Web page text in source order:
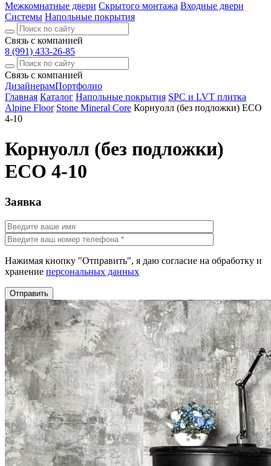
Межкомнатные двери Скрытого монтажа Входные двери
Системы Напольные покрытия
Связь с компанией
8 (991) 433-26-85
Связь с компанией
ДизайнерамПортфолио
Главная Каталог Напольные покрытия SPC и LVT плитка
Alpine Floor Stone Mineral Core Корнуолл (без подложки) ECO
4-10
Корнуолл (без подложки)
ECO 4-10
Заявка
Нажимая кнопку "Отправить", я даю согласие на обработку и
хранение персональных данных
Отправить